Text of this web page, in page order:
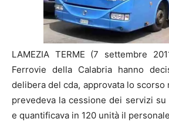
LAMEZIA TERME (7 settembre
Ferrovie della Calabria hanno
delibera del cda, approvata lo scorso
prevedeva la cessione dei servizi su
e quantificava in 120 unità il